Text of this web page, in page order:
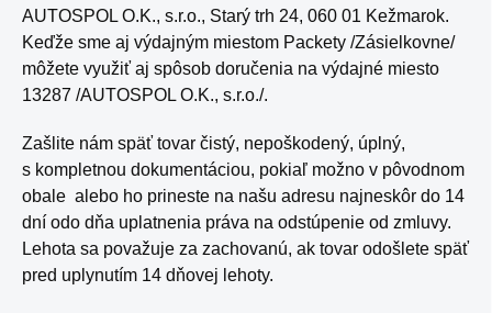
AUTOSPOL O.K., s.r.o., Starý trh 24, 060 01 Kežmarok.
Keďže sme aj výdajným miestom Packety /Zásielkovne/
môžete využiť aj spôsob doručenia na výdajné miesto
13287 /AUTOSPOL O.K., s.r.o./.
Zašlite nám späť tovar čistý, nepoškodený, úplný,
s kompletnou dokumentáciou, pokiaľ možno v pôvodnom
obale alebo ho prineste na našu adresu najneskôr do 14
dní odo dňa uplatnenia práva na odstúpenie od zmluvy.
Lehota sa považuje za zachovanú, ak tovar odošlete späť
pred uplynutím 14 dňovej lehoty.